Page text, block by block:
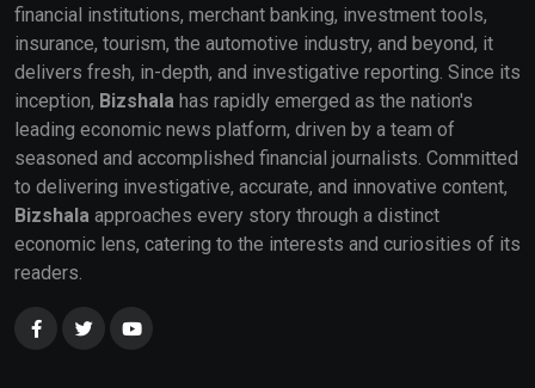
financial institutions, merchant banking, investment tools,
insurance, tourism, the automotive industry, and beyond, it
delivers fresh, in-depth, and investigative reporting. Since its
inception, Bizshala has rapidly emerged as the nation's
leading economic news platform, driven by a team of
seasoned and accomplished financial journalists. Committed
to delivering investigative, accurate, and innovative content,
Bizshala approaches every story through a distinct
economic lens, catering to the interests and curiosities of its
readers.